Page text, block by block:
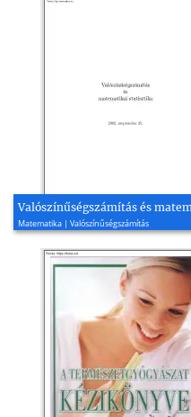
Valószínűségszámítás és
Matematika | Valószínűségszámítás